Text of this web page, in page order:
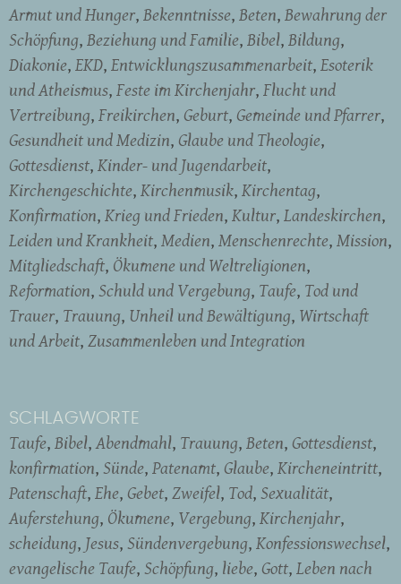
Armut und Hunger Bekenntnisse Beten Bewahrung der
Schöpfung Beziehung und Familie Bibel Bildung
Diakonie EKD Entwicklungszusammenarbeit Esoterik
und Atheismus Feste im Kirchenjahr Flucht und
Vertreibung Freikirchen Geburt Gemeinde und Pfarrer
Gesundheit und Medizin Glaube und Theologie
Gottesdienst Kinder- und Jugendarbeit
Kirchengeschichte Kirchenmusik Kirchentag
Konfirmation Krieg und Frieden Kultur Landeskirchen
Leiden und Krankheit Medien Menschenrechte Mission
Mitgliedschaft Ökumene und Weltreligionen
Reformation Schuld und Vergebung Taufe Tod und
Trauer Trauung Unheil und Bewältigung Wirtschaft
und Arbeit Zusammenleben und Integration
SCHLAGWORTE
Taufe Bibel Abendmahl Trauung Beten Gottesdienst
konfirmation Sünde Patenamt Glaube Kircheneintritt
Patenschaft Ehe Gebet Zweifel Tod Sexualität
Auferstehung Ökumene Vergebung Kirchenjahr
scheidung Jesus Sündenvergebung Konfessionswechsel
evangelische Taufe Schöpfung liebe Gott Leben nach